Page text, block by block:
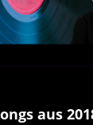
aus